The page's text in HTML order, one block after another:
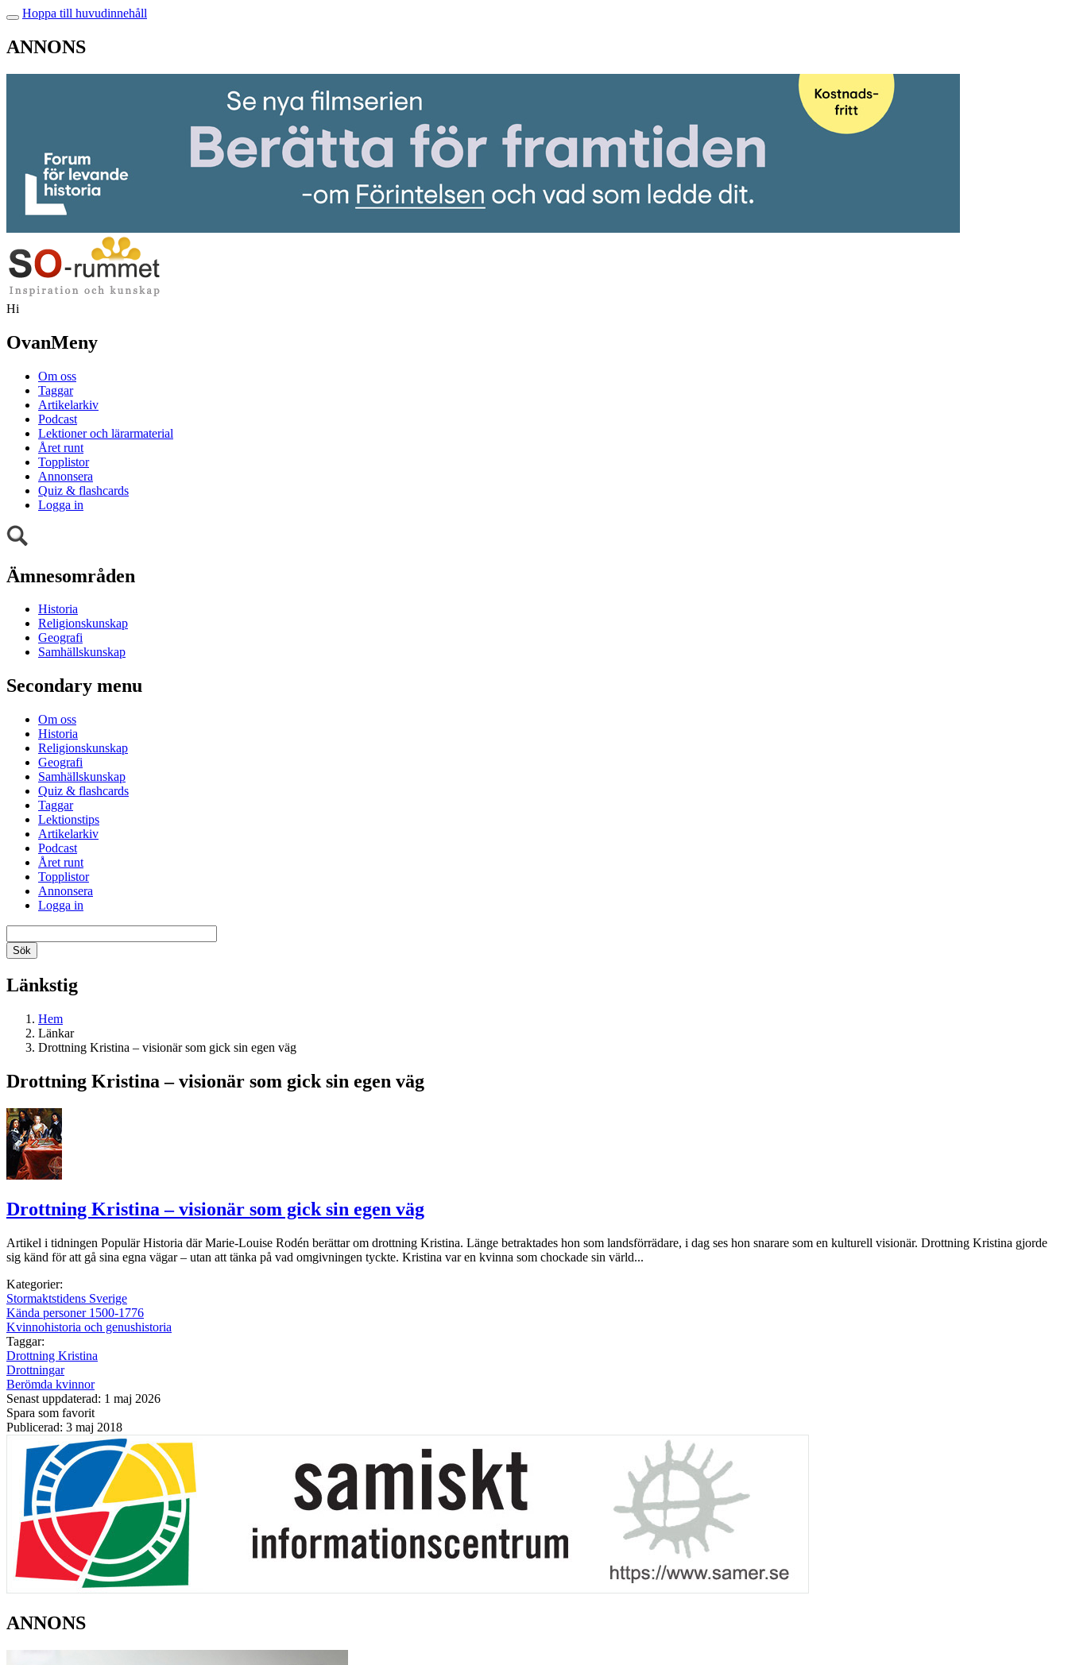
Hoppa till huvudinnehåll
ANNONS
Hi
OvanMeny
Om oss
Taggar
Artikelarkiv
Podcast
Lektioner och lärarmaterial
Året runt
Topplistor
Annonsera
Quiz & flashcards
Logga in
Ämnesområden
Historia
Religionskunskap
Geografi
Samhällskunskap
Secondary menu
Om oss
Historia
Religionskunskap
Geografi
Samhällskunskap
Quiz & flashcards
Taggar
Lektionstips
Artikelarkiv
Podcast
Året runt
Topplistor
Annonsera
Logga in
Länkstig
Hem
Länkar
Drottning Kristina – visionär som gick sin egen väg
Drottning Kristina – visionär som gick sin egen väg
Drottning Kristina – visionär som gick sin egen väg
Artikel i tidningen Populär Historia där Marie-Louise Rodén berättar om drottning Kristina. Länge betraktades hon som landsförrädare, i dag ses hon snarare som en kulturell visionär. Drottning Kristina gjorde
sig känd för att gå sina egna vägar – utan att tänka på vad omgivningen tyckte. Kristina var en kvinna som chockade sin värld...
Kategorier:
Stormaktstidens Sverige
Kända personer 1500-1776
Kvinnohistoria och genushistoria
Taggar:
Drottning Kristina
Drottningar
Berömda kvinnor
Senast uppdaterad: 1 maj 2026
Spara som favorit
Publicerad: 3 maj 2018
ANNONS